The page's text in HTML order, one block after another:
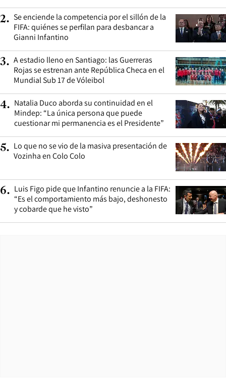
2. Se enciende la competencia por el sillón de la
FIFA: quiénes se perfilan para desbancar a
Gianni Infantino
3. A estadio lleno en Santiago: las Guerreras
Rojas se estrenan ante República Checa en el
Mundial Sub 17 de Vóleibol
4. Natalia Duco aborda su continuidad en el
Mindep: “La única persona que puede
cuestionar mi permanencia es el Presidente”
5. Lo que no se vio de la masiva presentación de
Vozinha en Colo Colo
6. Luis Figo pide que Infantino renuncie a la FIFA:
“Es el comportamiento más bajo, deshonesto
y cobarde que he visto”